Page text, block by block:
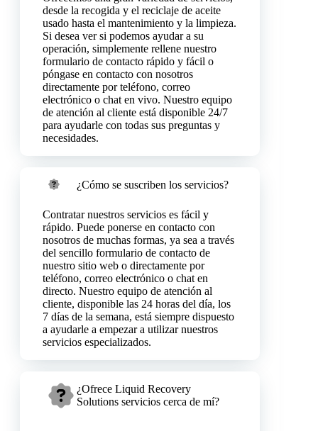
desde la recogida y el reciclaje de aceite
usado hasta el mantenimiento y la limpieza.
Si desea ver si podemos ayudar a su
operación, simplemente rellene nuestro
formulario de contacto rápido y fácil o
póngase en contacto con nosotros
directamente por teléfono, correo
electrónico o chat en vivo. Nuestro equipo
de atención al cliente está disponible 24/7
para ayudarle con todas sus preguntas y
necesidades.
¿Cómo se suscriben los servicios?
Contratar nuestros servicios es fácil y
rápido. Puede ponerse en contacto con
nosotros de muchas formas, ya sea a través
del sencillo formulario de contacto de
nuestro sitio web o directamente por
teléfono, correo electrónico o chat en
directo. Nuestro equipo de atención al
cliente, disponible las 24 horas del día, los
7 días de la semana, está siempre dispuesto
a ayudarle a empezar a utilizar nuestros
servicios especializados.
¿Ofrece Liquid Recovery
Solutions servicios cerca de mí?